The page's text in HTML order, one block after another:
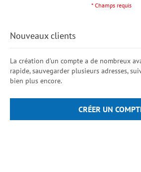
Nouveaux clients
La création d’un compte a de nombreux
rapide, sauvegarder plusieurs adresses,
bien plus encore.
CRÉER UN